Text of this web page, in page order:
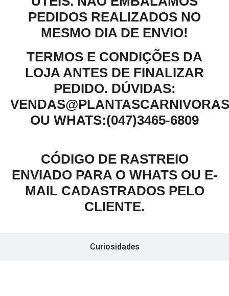
Curiosidades
PEDIDOS REALIZADOS NO
MESMO DIA DE ENVIO!
TERMOS E CONDIÇÕES DA
LOJA ANTES DE FINALIZAR
PEDIDO. DÚVIDAS:
OU WHATS:(047)3465-6809
CÓDIGO DE RASTREIO
ENVIADO PARA O WHATS OU E-
MAIL CADASTRADOS PELO
CLIENTE.